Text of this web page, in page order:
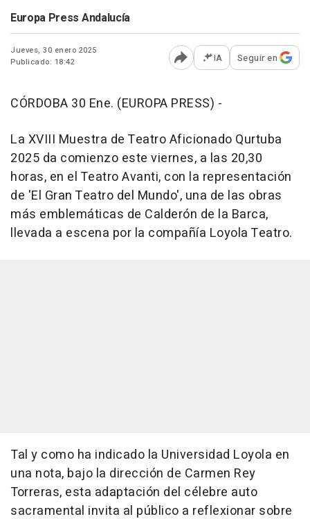
Europa Press Andalucía
Jueves, 30 enero 2025
Publicado: 18:42
Abrir opciones para
IA Seguir en
CÓRDOBA 30 Ene. (EUROPA PRESS) -
La XVIII Muestra de Teatro Aficionado Qurtuba
2025 da comienzo este viernes, a las 20,30
horas, en el Teatro Avanti, con la representación
de 'El Gran Teatro del Mundo', una de las obras
más emblemáticas de Calderón de la Barca,
llevada a escena por la compañía Loyola Teatro.
Tal y como ha indicado la Universidad Loyola en
una nota, bajo la dirección de Carmen Rey
Torreras, esta adaptación del célebre auto
sacramental invita al público a reflexionar sobre